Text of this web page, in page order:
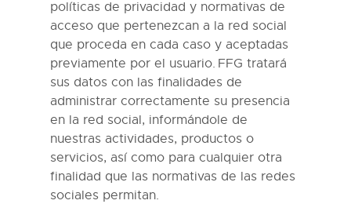
políticas de privacidad y normativas de
acceso que pertenezcan a la red social
que proceda en cada caso y aceptadas
previamente por el usuario. FFG tratará
sus datos con las finalidades de
administrar correctamente su presencia
en la red social, informándole de
nuestras actividades, productos o
servicios, así como para cualquier otra
finalidad que las normativas de las redes
sociales permitan.